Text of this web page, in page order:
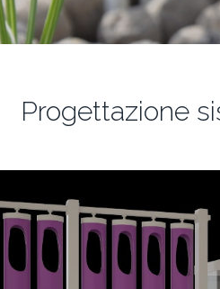
Progettazione